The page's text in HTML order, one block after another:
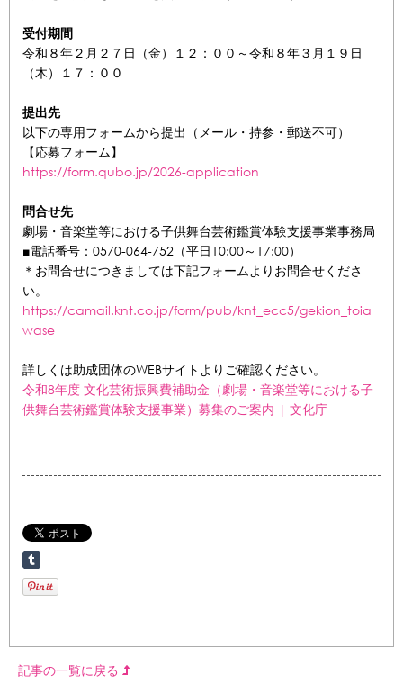
受付期間
令和８年２月２７日（金）１２：００～令和８年３月１９日
（木）１７：００
提出先
以下の専用フォームから提出（メール・持参・郵送不可）
【応募フォーム】
https://form.qubo.jp/2026-application
問合せ先
劇場・音楽堂等における子供舞台芸術鑑賞体験支援事業事務局
■電話番号：0570-064-752（平日10:00～17:00）
＊お問合せにつきましては下記フォームよりお問合せくださ
い。
https://camail.knt.co.jp/form/pub/knt_ecc5/gekion_toia
wase
詳しくは助成団体のWEBサイトよりご確認ください。
令和8年度 文化芸術振興費補助金（劇場・音楽堂等における子
供舞台芸術鑑賞体験支援事業）募集のご案内 | 文化庁
記事の一覧に戻る